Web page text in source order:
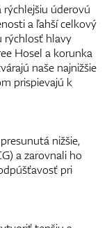
úderovú
a ľahší celkový
rýchlosť hlavy
Hosel a korunka
naše najnižšie
prispievajú k
nižšie,
a zarovnali ho
pri